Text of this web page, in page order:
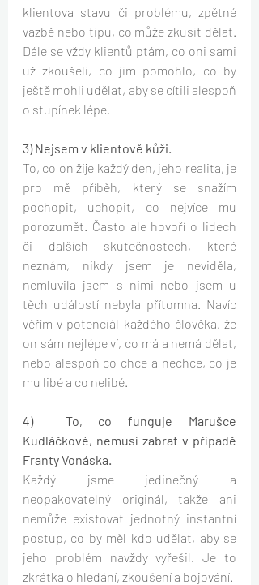
klientova stavu či problému, zpětné
vazbě nebo tipu, co může zkusit dělat.
Dále se vždy klientů ptám, co oni sami
už zkoušeli, co jim pomohlo, co by
ještě mohli udělat, aby se cítili alespoň
o stupínek lépe.
3) Nejsem v klientově kůži.
To, co on žije každý den, jeho realita, je
pro mě příběh, který se snažím
pochopit, uchopit, co nejvíce mu
porozumět. Často ale hovoří o lidech
či dalších skutečnostech, které
neznám, nikdy jsem je neviděla,
nemluvila jsem s nimi nebo jsem u
těch událostí nebyla přítomna. Navíc
věřím v potenciál každého člověka, že
on sám nejlépe ví, co má a nemá dělat,
nebo alespoň co chce a nechce, co je
mu libé a co nelibé.
4)  To, co funguje Marušce
Kudláčkové, nemusí zabrat v případě
Franty Vonáska.
Každý jsme jedinečný a
neopakovatelný originál, takže ani
nemůže existovat jednotný instantní
postup, co by měl kdo udělat, aby se
jeho problém navždy vyřešil. Je to
zkrátka o hledání, zkoušení a bojování.